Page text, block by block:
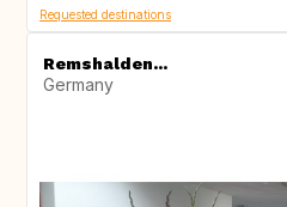
Requested destinations
Remshalden...
Germany